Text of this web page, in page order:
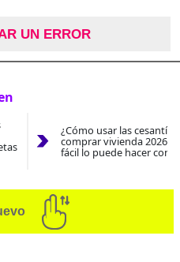
UN ERROR
¿Cómo usar las
comprar vivienda 2026?
fácil lo puede hacer con